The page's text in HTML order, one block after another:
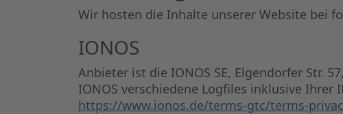
Wir hosten die Inhalte unserer Website bei
IONOS
Anbieter ist die IONOS SE, Elgendorfer Str.
IONOS verschiedene Logfiles inklusive Ihrer
https://www.ionos.de/terms-gtc/terms-